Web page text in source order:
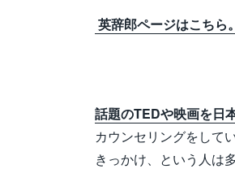
英辞郎ページはこちら。
話題のTEDや映画を日
カウンセリングをして
きっかけ、という人は